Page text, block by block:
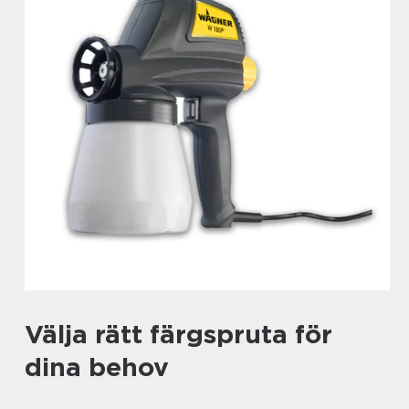
Välja rätt färgspruta för
dina behov